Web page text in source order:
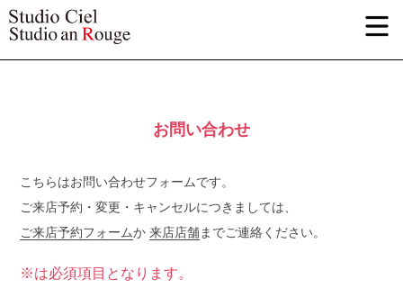
お問い合わせ
こちらはお問い合わせフォームです。
ご来店予約・変更・キャンセルにつきましては、
ご来店予約フォームか来店店舗までご連絡ください。
※は必須項目となります。